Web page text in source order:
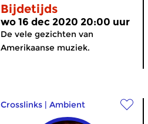
Bijdetijds
wo 16 dec 2020 20:00 uur
De vele gezichten van
Amerikaanse muziek.
Crosslinks | Ambient